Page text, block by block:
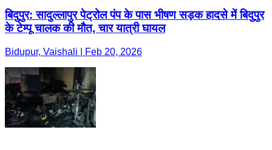
बिदुपुर: सादुल्लापुर पेट्रोल पंप के पास भीषण सड़क हादसे में बिदुपुर
के टेम्पू चालक की मौत, चार यात्री घायल
Bidupur, Vaishali | Feb 20, 2026